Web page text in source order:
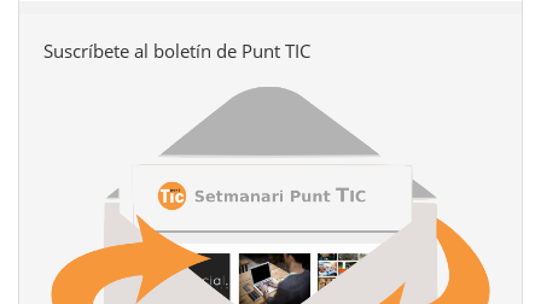
Suscríbete al boletín de Punt TIC